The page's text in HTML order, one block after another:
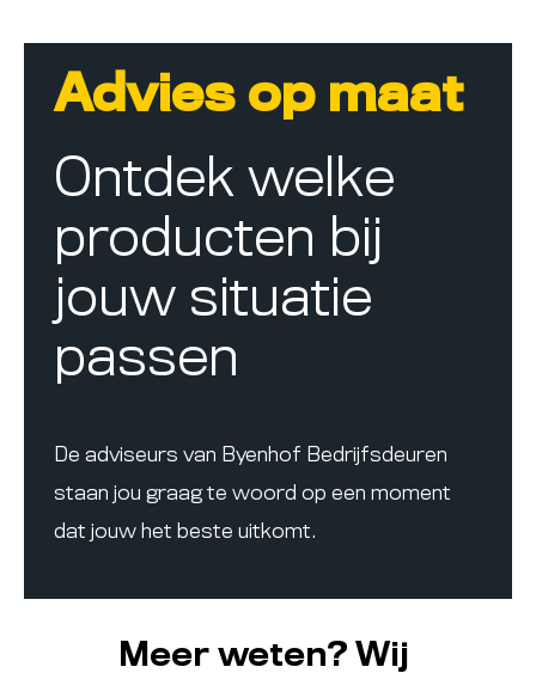
Advies op maat
Ontdek welke
producten bij
jouw situatie
passen
De adviseurs van Byenhof Bedrijfsdeuren
staan jou graag te woord op een moment
dat jouw het beste uitkomt.
Meer weten? Wij